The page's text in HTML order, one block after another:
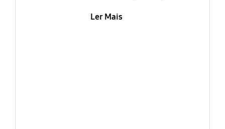
Ler Mais